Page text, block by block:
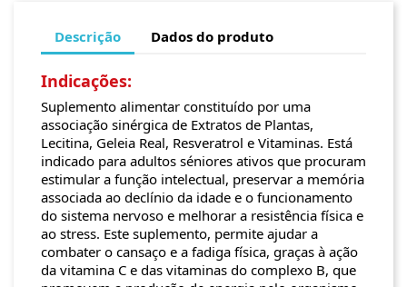
Descrição Dados do produto
Indicações:
Suplemento alimentar constituído por uma
associação sinérgica de Extratos de Plantas,
Lecitina, Geleia Real, Resveratrol e Vitaminas. Está
indicado para adultos séniores ativos que procuram
estimular a função intelectual, preservar a memória
associada ao declínio da idade e o funcionamento
do sistema nervoso e melhorar a resistência física e
ao stress. Este suplemento, permite ajudar a
combater o cansaço e a fadiga física, graças à ação
da vitamina C e das vitaminas do complexo B, que